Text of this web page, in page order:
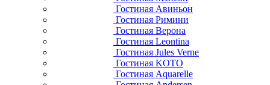
Гостиная Авиньон
Гостиная Римини
Гостиная Верона
Гостиная Leontina
Гостиная Jules Verne
Гостиная KOTO
Гостиная Aquarelle